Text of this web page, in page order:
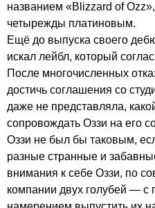
названием «Blizzard of Ozz
четырежды платиновым.
Ещё до выпуска своего
искал лейбл, который
После многочисленных
достичь соглашения со
даже не представляла,
сопровождать Оззи на его
Оззи не был бы таковым,
разные странные и
внимания к себе Оззи, по
компании двух голубей — с